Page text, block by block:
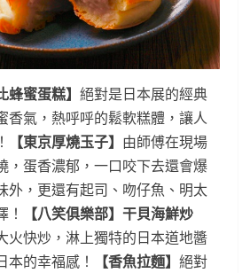
蜂蜜蛋糕】 絕對是日本展的經典
香氣，熱呼呼的鬆軟糕體，讓人
【東京厚燒玉子】 由師傅在現場
，蛋香濃郁，一口咬下去還會爆
外，更還有起司、吻仔魚、明太
【八笑俱樂部】干貝海鮮炒
火快炒，淋上獨特的日本道地醬
的幸福感！
【香魚拉麵】 絕對